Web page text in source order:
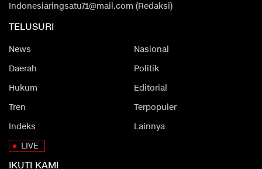
Indonesiaringsatu71@mail.com (Redaksi)
TELUSURI
News
Nasional
Daerah
Politik
Hukum
Editorial
Tren
Terpopuler
Indeks
Lainnya
LIVE
IKUTI KAMI